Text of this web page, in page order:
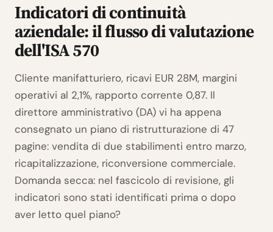
Indicatori di continuità
aziendale: il flusso di valutazione
dell'ISA 570
Cliente manifatturiero, ricavi EUR 28M, margini
operativi al 2,1%, rapporto corrente 0,87. Il
direttore amministrativo (DA) vi ha appena
consegnato un piano di ristrutturazione di 47
pagine: vendita di due stabilimenti entro marzo,
ricapitalizzazione, riconversione commerciale.
Domanda secca: nel fascicolo di revisione, gli
indicatori sono stati identificati prima o dopo
aver letto quel piano?